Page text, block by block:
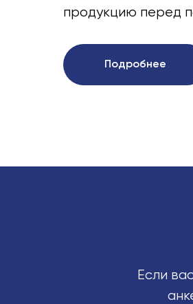
продукцию перед
Подробнее
Если